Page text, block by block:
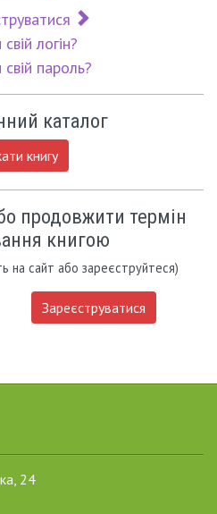
логін?
пароль?
каталог
книгу
продовжити термін
книгою
на сайт або зареєструйтеся)
Зареєструватися
24